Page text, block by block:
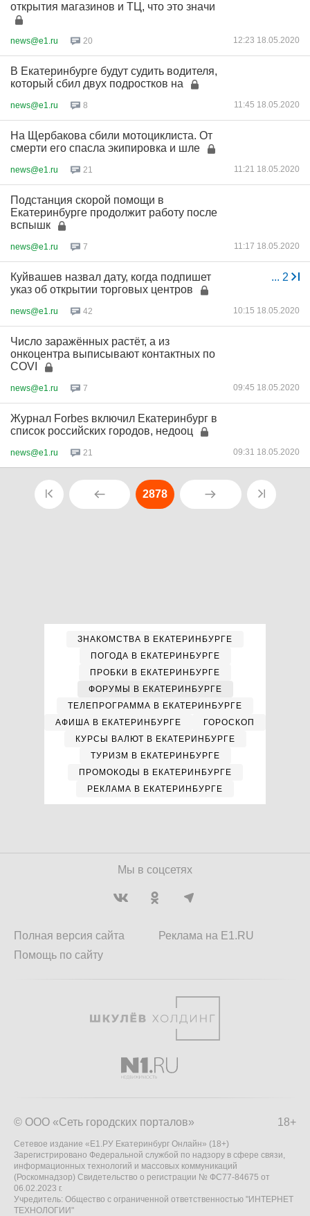
открытия магазинов и ТЦ, что это значи
news@e1.ru 20 12:23 18.05.2020
В Екатеринбурге будут судить водителя,
который сбил двух подростков на
news@e1.ru 8 11:45 18.05.2020
На Щербакова сбили мотоциклиста. От
смерти его спасла экипировка и шле
news@e1.ru 21 11:21 18.05.2020
Подстанция скорой помощи в
Екатеринбурге продолжит работу после
вспышк
news@e1.ru 7 11:17 18.05.2020
... 2
Куйвашев назвал дату, когда подпишет
указ об открытии торговых центров
news@e1.ru 42 10:15 18.05.2020
Число заражённых растёт, а из
онкоцентра выписывают контактных по
COVI
news@e1.ru 7 09:45 18.05.2020
Журнал Forbes включил Екатеринбург в
список российских городов, недооц
news@e1.ru 21 09:31 18.05.2020
2878
ЗНАКОМСТВА В ЕКАТЕРИНБУРГЕ
ПОГОДА В ЕКАТЕРИНБУРГЕ
ПРОБКИ В ЕКАТЕРИНБУРГЕ
ФОРУМЫ В ЕКАТЕРИНБУРГЕ
ТЕЛЕПРОГРАММА В ЕКАТЕРИНБУРГЕ
АФИША В ЕКАТЕРИНБУРГЕ
ГОРОСКОП
КУРСЫ ВАЛЮТ В ЕКАТЕРИНБУРГЕ
ТУРИЗМ В ЕКАТЕРИНБУРГЕ
ПРОМОКОДЫ В ЕКАТЕРИНБУРГЕ
РЕКЛАМА В ЕКАТЕРИНБУРГЕ
Мы в соцсетях
Полная версия сайта
Помощь по сайту
Реклама на E1.RU
18+
© ООО «Сеть городских порталов»
Сетевое издание «Е1.РУ Екатеринбург Онлайн» (18+)
Зарегистрировано Федеральной службой по надзору в сфере связи,
информационных технологий и массовых коммуникаций
(Роскомнадзор) Свидетельство о регистрации № ФС77-84675 от
06.02.2023 г.
Учредитель: Общество с ограниченной ответственностью "ИНТЕРНЕТ
ТЕХНОЛОГИИ"